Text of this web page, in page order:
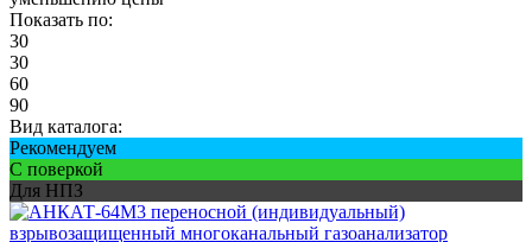
Показать по:
30
30
60
90
Вид каталога:
Рекомендуем
С поверкой
Для НПЗ